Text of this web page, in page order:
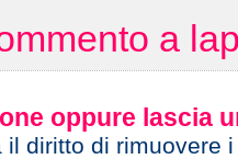
a
oppure lascia
diritto di rimuovere